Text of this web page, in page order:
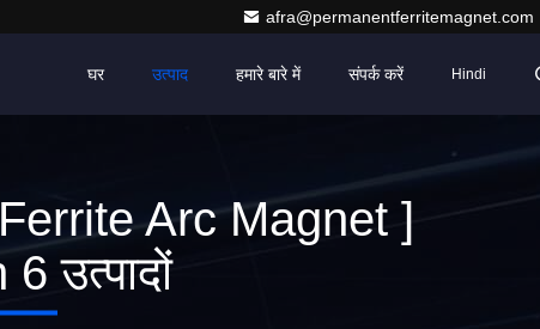
afra@permanentferritemagnet.com
घर उत्पाद हमारे बारे में संपर्क करें Hindi
Arc Magnet ]
उत्पादों